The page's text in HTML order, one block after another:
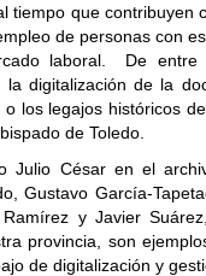
tiempo que contribuyen
de personas con
laboral. De entre
la digitalización de la
los legajos históricos
de Toledo.
Julio César en el
Gustavo García-
Ramírez y Javier
provincia, son
de digitalización y